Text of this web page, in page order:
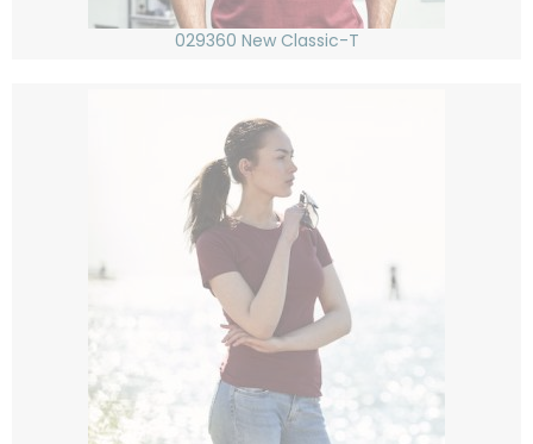
029360 New Classic-T